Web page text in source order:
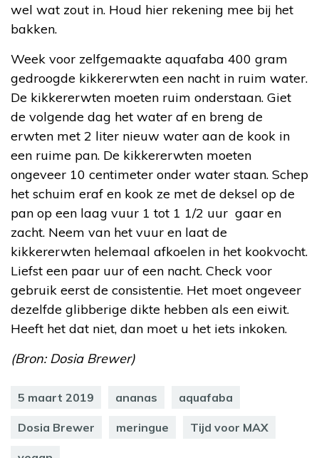
wel wat zout in. Houd hier rekening mee bij het
bakken.
Week voor zelfgemaakte aquafaba 400 gram
gedroogde kikkererwten een nacht in ruim water.
De kikkererwten moeten ruim onderstaan. Giet
de volgende dag het water af en breng de
erwten met 2 liter nieuw water aan de kook in
een ruime pan. De kikkererwten moeten
ongeveer 10 centimeter onder water staan. Schep
het schuim eraf en kook ze met de deksel op de
pan op een laag vuur 1 tot 1 1/2 uur gaar en
zacht. Neem van het vuur en laat de
kikkererwten helemaal afkoelen in het kookvocht.
Liefst een paar uur of een nacht. Check voor
gebruik eerst de consistentie. Het moet ongeveer
dezelfde glibberige dikte hebben als een eiwit.
Heeft het dat niet, dan moet u het iets inkoken.
(Bron: Dosia Brewer)
5 maart 2019 ananas aquafaba
Dosia Brewer meringue Tijd voor MAX